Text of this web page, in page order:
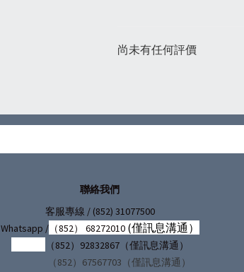
尚未有任何評價
聯絡我們
客服專線 / (852) 31077500
Whatsapp /（852） 68272010 (僅訊息溝通）
（852）92832867（僅訊息溝通）
（852）67567703（僅訊息溝通）